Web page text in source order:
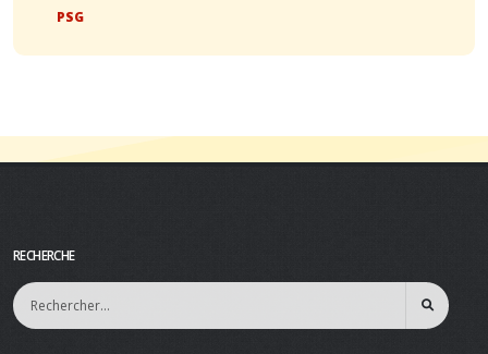
PSG
RECHERCHE